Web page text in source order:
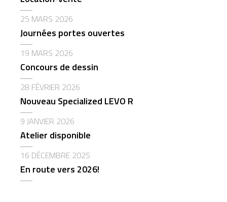
25 MARS 2026
Journées portes ouvertes
19 MARS 2026
Concours de dessin
28 FÉVRIER 2026
Nouveau Specialized LEVO R
9 JANVIER 2026
Atelier disponible
16 DÉCEMBRE 2025
En route vers 2026!